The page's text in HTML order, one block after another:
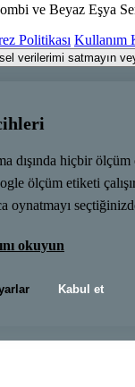
ve Beyaz Eşya
Politikası Kullanım
verilerimi satmayın
dışında hiçbir
ölçüm etiketi
oynatmayı
okuyun
Kabul et